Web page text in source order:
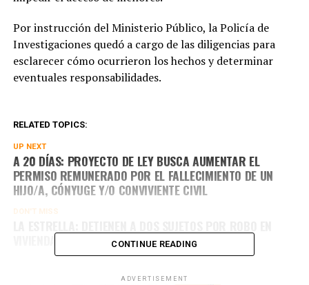
Por instrucción del Ministerio Público, la Policía de
Investigaciones quedó a cargo de las diligencias para
esclarecer cómo ocurrieron los hechos y determinar
eventuales responsabilidades.
RELATED TOPICS:
UP NEXT
A 20 DÍAS: PROYECTO DE LEY BUSCA AUMENTAR EL
PERMISO REMUNERADO POR EL FALLECIMIENTO DE UN
HIJO/A, CÓNYUGE Y/O CONVIVIENTE CIVIL
DON'T MISS
VIVIENDA Y OCULTAMIENTO DE PLACAS PATENTES
CONTINUE READING
ADVERTISEMENT